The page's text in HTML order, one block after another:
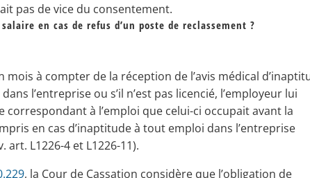
pas de vice du consentement.
en cas de refus d’un poste de reclassement ?
mois à compter de la réception de l’avis médical
l’entreprise ou s’il n’est pas licencié, l’employeur lui
correspondant à l’emploi que celui-ci occupait avant la
en cas d’inaptitude à tout emploi dans l’entreprise
L1226-4 et L1226-11).
, la Cour de Cassation considère que l’obligation de